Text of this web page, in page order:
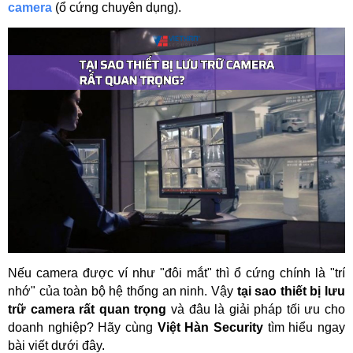
camera (ổ cứng chuyên dụng).
Nếu camera được ví như "đôi mắt" thì ổ cứng chính là "trí
nhớ" của toàn bộ hệ thống an ninh. Vậy tại sao thiết bị lưu
trữ camera rất quan trọng và đâu là giải pháp tối ưu cho
doanh nghiệp? Hãy cùng Việt Hàn Security tìm hiểu ngay
bài viết dưới đây.